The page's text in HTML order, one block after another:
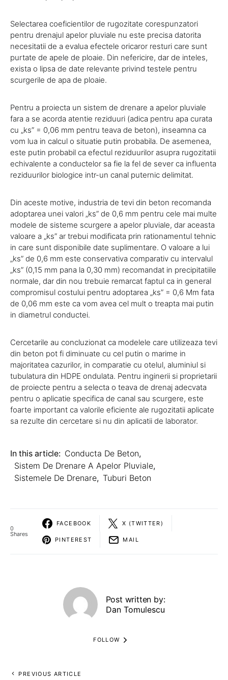
Selectarea coeficientilor de rugozitate corespunzatori
pentru drenajul apelor pluviale nu este precisa datorita
necesitatii de a evalua efectele oricaror resturi care sunt
purtate de apele de ploaie. Din nefericire, dar de inteles,
exista o lipsa de date relevante privind testele pentru
scurgerile de apa de ploaie.
Pentru a proiecta un sistem de drenare a apelor pluviale
fara a se acorda atentie reziduuri (adica pentru apa curata
cu „ks” = 0,06 mm pentru teava de beton), inseamna ca
vom lua in calcul o situatie putin probabila. De asemenea,
este putin probabil ca efectul reziduurilor asupra rugozitatii
echivalente a conductelor sa fie la fel de sever ca influenta
reziduurilor biologice intr-un canal puternic delimitat.
Din aceste motive, industria de tevi din beton recomanda
adoptarea unei valori „ks” de 0,6 mm pentru cele mai multe
modele de sisteme scurgere a apelor pluviale, dar aceasta
valoare a „ks” ar trebui modificata prin rationamentul tehnic
in care sunt disponibile date suplimentare. O valoare a lui
„ks” de 0,6 mm este conservativa comparativ cu intervalul
„ks” (0,15 mm pana la 0,30 mm) recomandat in precipitatiile
normale, dar din nou trebuie remarcat faptul ca in general
compromisul costului pentru adoptarea „ks” = 0,6 Mm fata
de 0,06 mm este ca vom avea cel mult o treapta mai putin
in diametrul conductei.
Cercetarile au concluzionat ca modelele care utilizeaza tevi
din beton pot fi diminuate cu cel putin o marime in
majoritatea cazurilor, in comparatie cu otelul, aluminiul si
tubulatura din HDPE ondulata. Pentru inginerii si proprietarii
de proiecte pentru a selecta o teava de drenaj adecvata
pentru o aplicatie specifica de canal sau scurgere, este
foarte important ca valorile eficiente ale rugozitatii aplicate
sa rezulte din cercetare si nu din aplicatii de laborator.
In this article: Conducta De Beton,
Sistem De Drenare A Apelor Pluviale,
Sistemele De Drenare, Tuburi Beton
0
Shares
FACEBOOK X (TWITTER)
PINTEREST MAIL
Post written by:
Dan Tomulescu
FOLLOW
PREVIOUS ARTICLE